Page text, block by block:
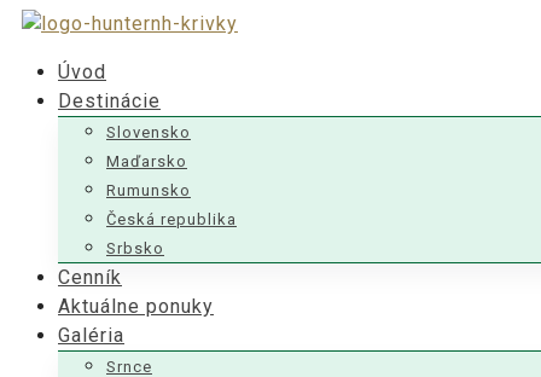
Úvod
Destinácie
Slovensko
Maďarsko
Rumunsko
Česká republika
Srbsko
Cenník
Aktuálne ponuky
Galéria
Srnce